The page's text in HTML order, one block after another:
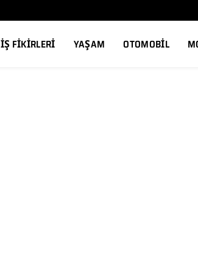
İŞ FIKIRLERI YAŞAM OTOMOBIL